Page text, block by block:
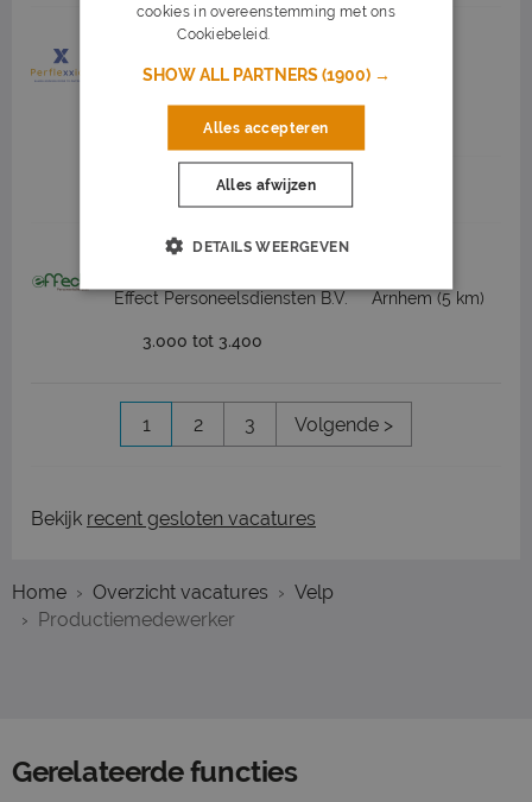
Productiemedewerker Maaltijden
Perflexxion Katwijk (28 km)
16 uur
Job highlights
Productiemedewerker
Effect Personeelsdiensten B.V. Arnhem (5 km)
3.000 tot 3.400
1 2 3 Volgende >
Bekijk recent gesloten vacatures
Home Overzicht vacatures
Velp
Productiemedewerker
Gerelateerde functies
cookies in overeenstemming met ons
Cookiebeleid.
SHOW ALL PARTNERS(1900) →
Alles accepteren
Alles afwijzen
DETAILS WEERGEVEN